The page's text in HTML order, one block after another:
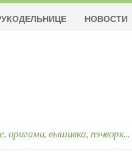
оригами, вышивка, пэчворк...
НОВОСТИ